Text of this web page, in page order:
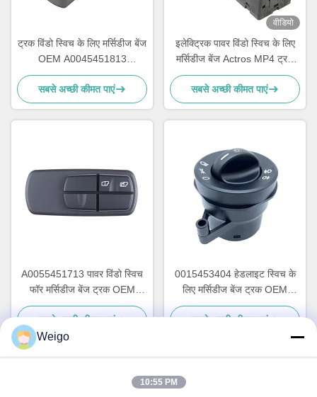
ट्रक विंडो स्विच के लिए मर्सिडीज बेंज
OEM A0045451813
A0055451313 A0045401805
सबसे अच्छी कीमत पाएं
वीडियो
इलेक्ट्रिक पावर विंडो स्विच के लिए
मर्सिडीज बेंज Actros MP4 ट्रक
OEM A9605451013
सबसे अच्छी कीमत पाएं
A0055451713 पावर विंडो स्विच
फॉर मर्सिडीज बेंज ट्रक OEM
A0035450113 A0025450113
सबसे अच्छी कीमत पाएं
0015453404 हेडलाइट स्विच के
लिए मर्सिडीज बेंज ट्रक OEM
0015452704 0015451804
सबसे अच्छी कीमत पाएं
Weigo
10:55 PM